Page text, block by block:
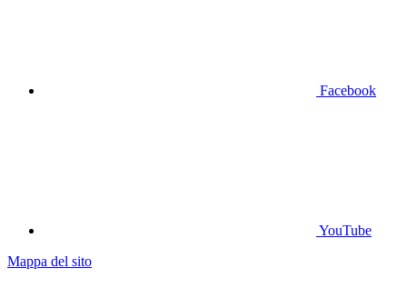
Facebook
YouTube
Mappa del sito